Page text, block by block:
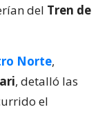
del Tren de
Norte,
, detalló las
el